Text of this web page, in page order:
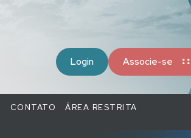
Login Associe-se
CONTATO ÁREA RESTRITA